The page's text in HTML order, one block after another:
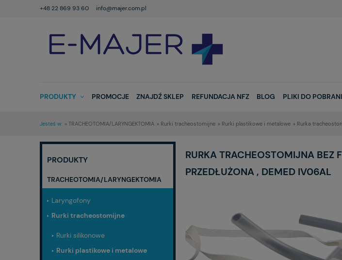
+48 22 869 93 60 info@majer.com.pl
PRODUKTY PROMOCJE ZNAJDŹ SKLEP REFUNDACJA NFZ BLOG PLIKI DO
Jesteś w: » TRACHEOTOMIA/LARYNGEKTOMIA » Rurki tracheostomijne » Rurki plastikowe i metalowe » Rurka
PRODUKTY
TRACHEOTOMIA/LARYNGEKTOMIA
Laryngofony
Rurki tracheostomijne
Rurki silikonowe
Rurki plastikowe i metalowe
RURKA TRACHEOSTOMIJNA BEZ
PRZEDŁUŻONA , DEMED IV06AL